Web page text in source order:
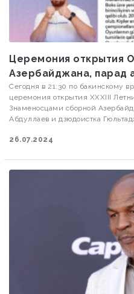
Церемония открытия
Азербайджана, парад
тысяч зрителей
Сегодня в 21:30 по бакинскому
церемония открытия XXXIII
Знаменосцами сборной
Абдуллаев и дзюдоистка
26.07.2024